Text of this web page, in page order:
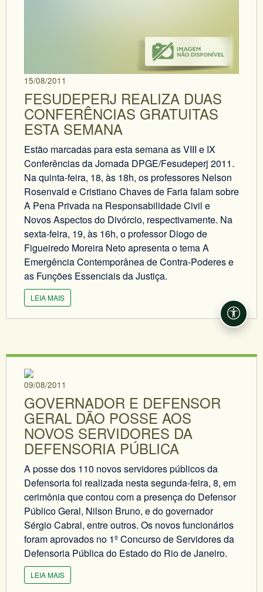
15/08/2011
FESUDEPERJ REALIZA DUAS
CONFERÊNCIAS GRATUITAS
ESTA SEMANA
Estão marcadas para esta semana as VIII e IX
Conferências da Jornada DPGE/Fesudeperj 2011.
Na quinta-feira, 18, às 18h, os professores Nelson
Rosenvald e Cristiano Chaves de Faria falam sobre
A Pena Privada na Responsabilidade Civil e
Novos Aspectos do Divórcio, respectivamente. Na
sexta-feira, 19, às 16h, o professor Diogo de
Figueiredo Moreira Neto apresenta o tema A
Emergência Contemporânea de Contra-Poderes e
as Funções Essenciais da Justiça.
LEIA MAIS
09/08/2011
GOVERNADOR E DEFENSOR
GERAL DÃO POSSE AOS
NOVOS SERVIDORES DA
DEFENSORIA PÚBLICA
A posse dos 110 novos servidores públicos da
Defensoria foi realizada nesta segunda-feira, 8, em
cerimônia que contou com a presença do Defensor
Público Geral, Nilson Bruno, e do governador
Sérgio Cabral, entre outros. Os novos funcionários
foram aprovados no 1º Concurso de Servidores da
Defensoria Pública do Estado do Rio de Janeiro.
LEIA MAIS